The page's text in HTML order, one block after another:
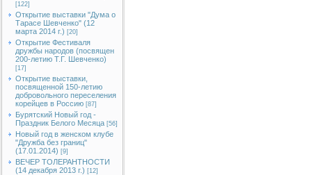
[122]
Открытие выставки "Дума о
Тарасе Шевченко" (12
марта 2014 г.) [20]
Открытие Фестиваля
дружбы народов (посвящен
200-летию Т.Г. Шевченко)
[17]
Открытие выставки,
посвященной 150-летию
добровольного переселения
корейцев в Россию [87]
Бурятский Новый год -
Праздник Белого Месяца [56]
Новый год в женском клубе
"Дружба без границ"
(17.01.2014) [9]
ВЕЧЕР ТОЛЕРАНТНОСТИ
(14 декабря 2013 г.) [12]